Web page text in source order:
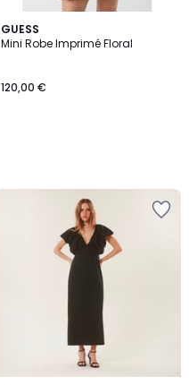
GUESS
Mini Robe Imprimé Floral
120,00 €